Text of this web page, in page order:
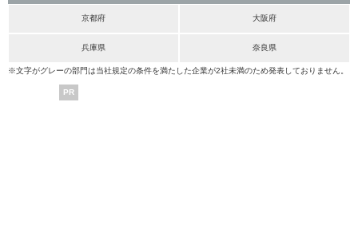
京都府 大阪府
兵庫県 奈良県
※文字がグレーの部門は当社規定の条件を満たした企業が2社未満のため発表しておりません。
PR